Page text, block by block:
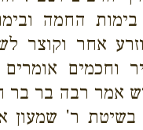
בימות החמה
אחר וקוצר
וחכמים אומרים
אמר רבה בר בר
בשיטת ר' שמעון